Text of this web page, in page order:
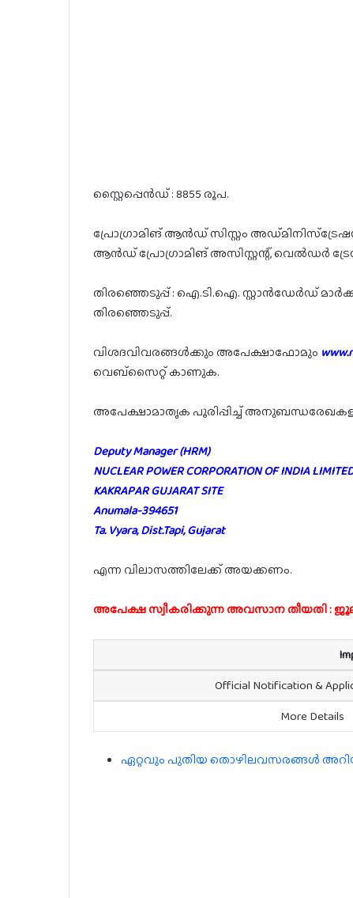
സ്റ്റൈപ്പെൻഡ് : 8855 രൂപ.
പ്രോഗ്രാമിങ് ആൻഡ് സിസ്റ്റം
ആൻഡ് പ്രോഗ്രാമിങ് അസിസ്റ്റന്റ്, വെൽഡർ
തിരഞ്ഞെടുപ്പ് : ഐ.ടി.ഐ. സ്റ്റാൻഡേർഡ്
തിരഞ്ഞെടുപ്പ്.
വിശദവിവരങ്ങൾക്കും അപേക്ഷാഫോമും
വെബ്സൈറ്റ് കാണുക.
അപേക്ഷാമാതൃക പൂരിപ്പിച്ച്
Deputy Manager (HRM)
NUCLEAR POWER CORPORATION OF INDIA
KAKRAPAR GUJARAT SITE
Anumala-394651
Ta. Vyara, Dist.Tapi, Gujarat
എന്ന വിലാസത്തിലേക്ക് അയക്കണം.
അപേക്ഷ സ്വീകരിക്കുന്ന അവസാന തീയതി :
Official Notification &
More Details
ഏറ്റവും പുതിയ തൊഴിലവസരങ്ങൾ